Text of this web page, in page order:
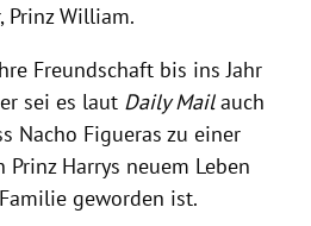
Prinz William.
Freundschaft bis ins Jahr
sei es laut Daily Mailauch
Nacho Figueras zu einer
Harrys neuem Leben
geworden ist.